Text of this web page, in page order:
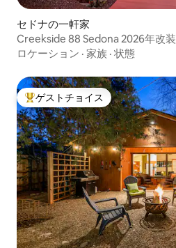
セドナの一軒家
Creekside 88 Sedona 2026年改装
ロケーション · 家族 · 状態
大好評のゲストチョイスです。
ゲストチョイス